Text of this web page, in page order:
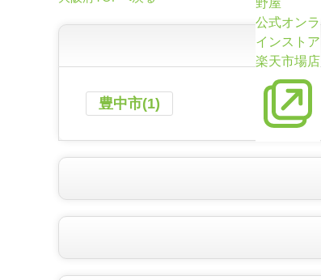
野屋
公式オンラ
インストア
楽天市場店
豊中市(1)